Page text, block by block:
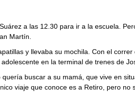
a las 12.30 para ir a la escuela.
Martín.
y llevaba su mochila. Con el
en la terminal de trenes de
buscar a su mamá, que vive en
viaje que conoce es a Retiro, pero no